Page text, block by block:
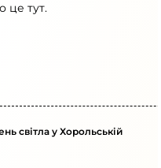
це тут.
світла у Хорольській